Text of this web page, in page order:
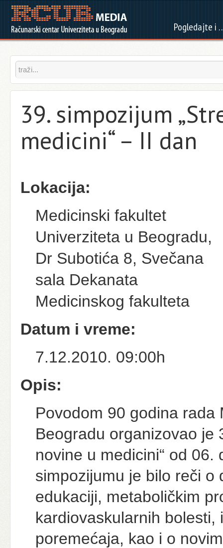
Pogledajte i
39. simpozijum
medicini“ – II dan
Lokacija:
Medicinski fakultet
Univerziteta u Beogradu,
Dr Subotića 8, Svečana
sala Dekanata
Medicinskog fakulteta
Datum i vreme:
7.12.2010. 09:00h
Opis:
Povodom 90 godina rada
Beogradu organizovao je
novine u medicini“ od
simpozijumu je bilo reči o
edukaciji, metaboličkim
kardiovaskularnih
poremećaja, kao i o